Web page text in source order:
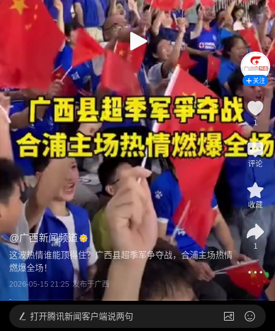
@广西新闻频道
这波热情谁能顶得住？广西县超季军争夺战，合浦主场热情
燃爆全场！
2026-05-15 21:25 发布于广西
关注
1
评论
收藏
1
打开腾讯新闻客户端说两句